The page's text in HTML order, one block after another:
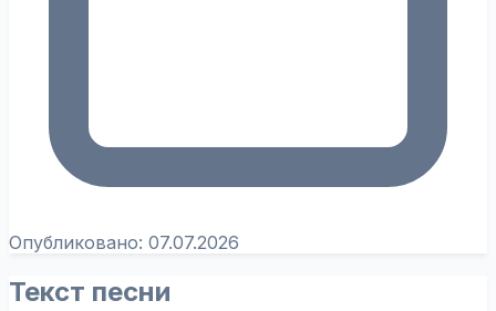
Опубликовано: 07.07.2026
Текст песни